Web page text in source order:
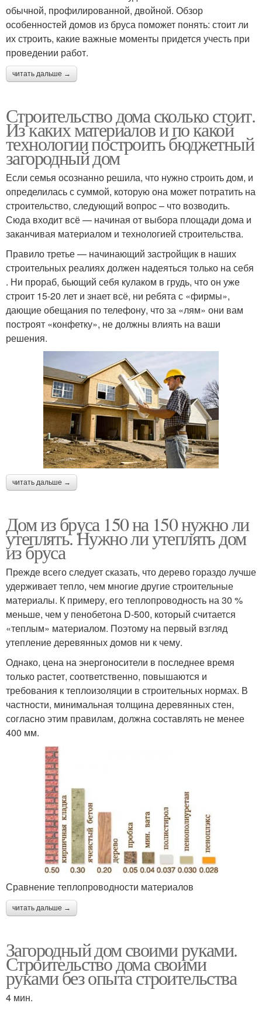
обычной, профилированной, двойной. Обзор
особенностей домов из бруса поможет понять: стоит ли
их строить, какие важные моменты придется учесть при
проведении работ.
читать дальше →
Строительство дома сколько стоит.
Из каких материалов и по какой
технологии построить бюджетный
загородный дом
Если семья осознанно решила, что нужно строить дом, и
определилась с суммой, которую она может потратить на
строительство, следующий вопрос – что возводить.
Сюда входит всё — начиная от выбора площади дома и
заканчивая материалом и технологией строительства.
Правило третье — начинающий застройщик в наших
строительных реалиях должен надеяться только на себя
. Ни прораб, бьющий себя кулаком в грудь, что он уже
строит 15-20 лет и знает всё, ни ребята с «фирмы»,
дающие обещания по телефону, что за «лям» они вам
построят «конфетку», не должны влиять на ваши
решения.
читать дальше →
Дом из бруса 150 на 150 нужно ли
утеплять. Нужно ли утеплять дом
из бруса
Прежде всего следует сказать, что дерево гораздо лучше
удерживает тепло, чем многие другие строительные
материалы. К примеру, его теплопроводность на 30 %
меньше, чем у пенобетона D-500, который считается
«теплым» материалом. Поэтому на первый взгляд
утепление деревянных домов ни к чему.
Однако, цена на энергоносители в последнее время
только растет, соответственно, повышаются и
требования к теплоизоляции в строительных нормах. В
частности, минимальная толщина деревянных стен,
согласно этим правилам, должна составлять не менее
400 мм.
Сравнение теплопроводности материалов
читать дальше →
Загородный дом своими руками.
Строительство дома своими
руками без опыта строительства
4 мин.